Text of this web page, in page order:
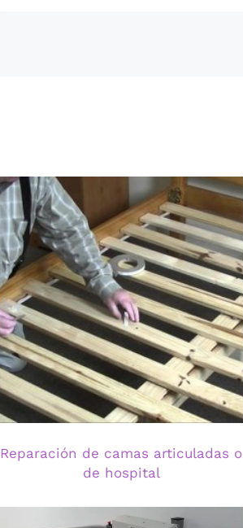
Reparación de camas articuladas o
de hospital